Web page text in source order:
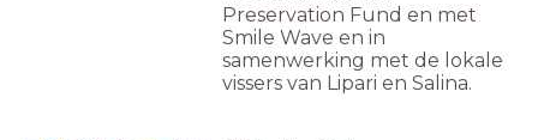
Preservation Fund en met
Smile Wave en in
samenwerking met de lokale
vissers van Lipari en Salina.